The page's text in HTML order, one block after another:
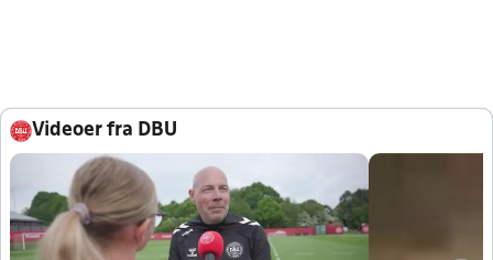
Videoer fra DBU